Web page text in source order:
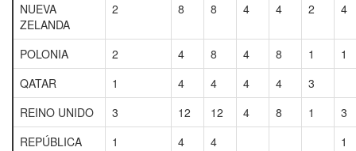
NUEVA
ZELANDA
2 8 8 4 4 2 4
POLONIA 2 4 8 4 8 1
1
QATAR
1 4 4 4 4
3
REINO UNIDO
3 12 12 4 8 1
3
REPÚBLICA
1 4 4 1